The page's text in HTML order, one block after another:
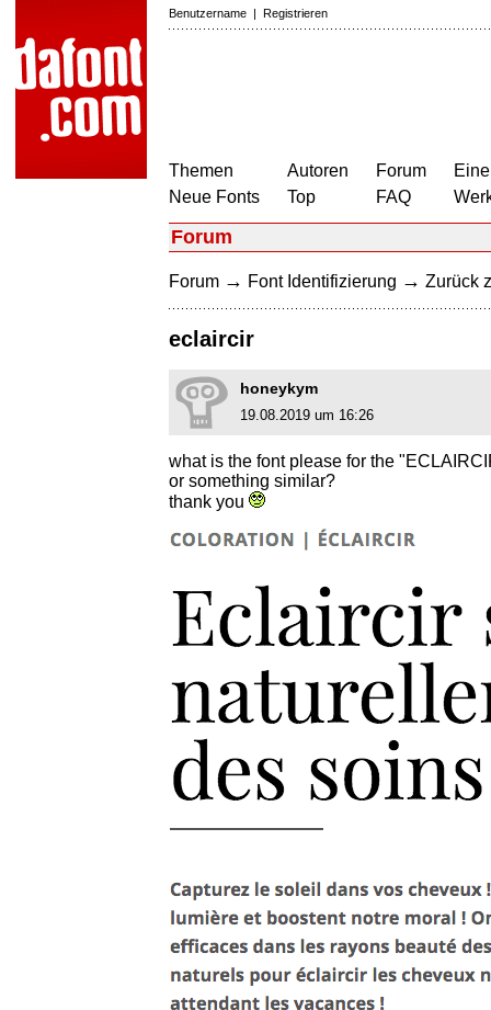
Benutzername | Registrieren
Themen
Neue Fonts
Autoren
Top
Forum
FAQ
Forum
Forum → Font Identifizierung → Zurück
eclaircir
honeykym
19.08.2019 um 16:26
what is the font please for the
or something similar?
thank you